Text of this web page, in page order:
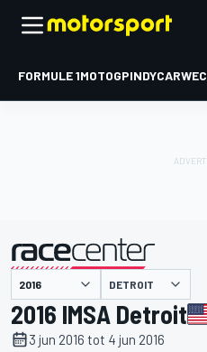
FORMULE 1MOTOGPINDYCARWEC
gepresenteerd door DETROIT
2016 IMSA Detroit
3 jun 2016 tot 4 jun 2016